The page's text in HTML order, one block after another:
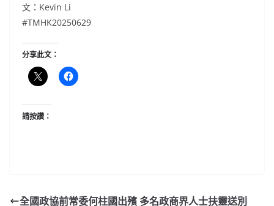
文：Kevin Li
#TMHK20250629
分享此文：
請按讚：
全國政協前常委何柱國出殯 多名政商界人士扶靈送別